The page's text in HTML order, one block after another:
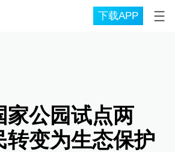
下载APP
家公园试点两
转变为生态保护